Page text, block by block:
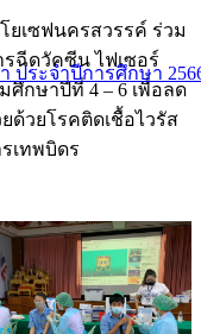
ะจำปีการศึกษา 2566
ยเซฟนครสวรรค์ ร่วม
ฉีดวัคซีน ไฟเซอร์
ศึกษาปีที่ 4 – 6 เพื่อลด
ด้วยโรคติดเชื้อไวรัส
เทพบิดร